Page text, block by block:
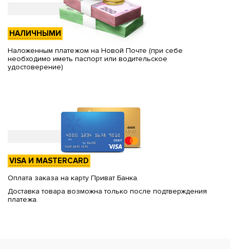
НАЛИЧНЫМИ
Наложенным платежом на Новой Почте (при себе
необходимо иметь паспорт или водительское
удостоверение)
VISA И MASTERCARD
Оплата заказа на карту Приват Банка.
Доставка товара возможна только после подтверждения
платежа.